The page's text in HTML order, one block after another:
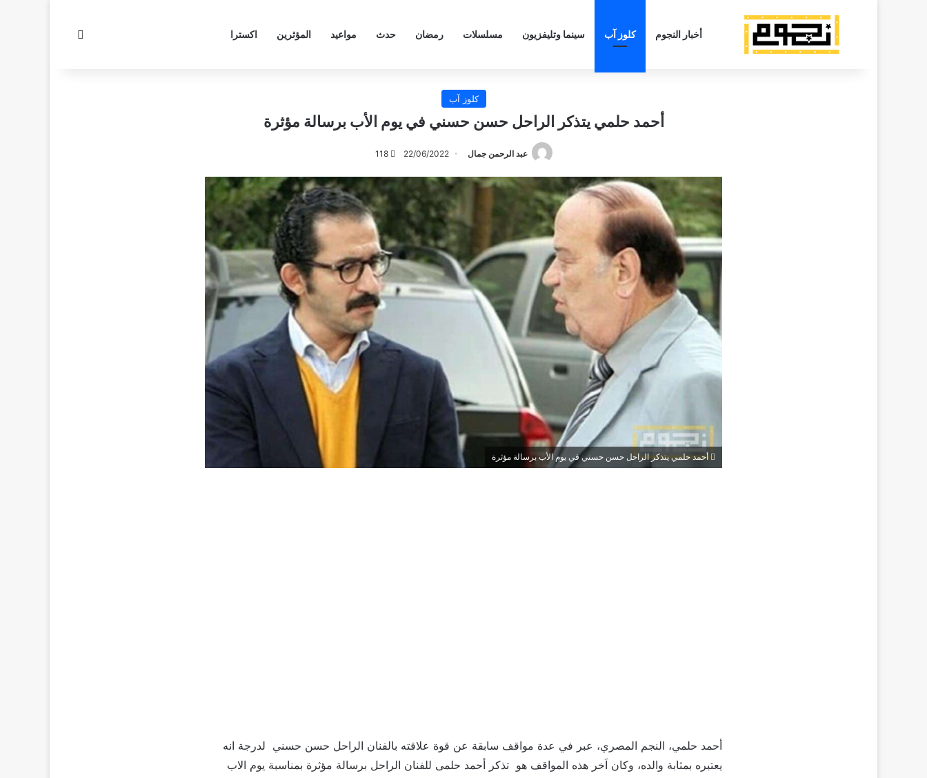
أخبار النجوم كلوز آب سينما وتليفزيون مسلسلات رمضان حدث مواعيد المؤثرين اكسترا
كلوز آب
أحمد حلمي يتذكر الراحل حسن حسني في يوم الأب برسالة مؤثرة
عبد الرحمن جمال 22/06/2022
118
أحمد حلمي يتذكر الراحل حسن حسني في يوم الأب برسالة مؤثرة
أحمد حلمي، النجم المصري، عبر في عدة مواقف سابقة عن قوة علاقته بالفنان الراحل حسن حسني لدرجة انه
يعتبره بمثابة والده، وكان اَخر هذه المواقف هو تذكر أحمد حلمى للفنان الراحل برسالة مؤثرة بمناسبة يوم الاب